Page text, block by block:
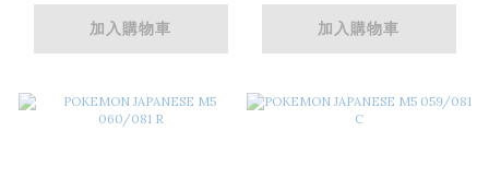
加入購物車 加入購物車